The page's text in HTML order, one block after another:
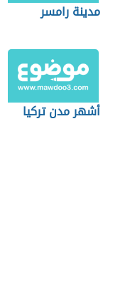
مدينة رامسر
أشهر مدن تركيا